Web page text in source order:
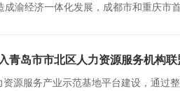
渝经济一体化发展，成都市和重庆市首
青岛市市北区人力资源服务机构联
源服务产业示范基地平台建设，通过